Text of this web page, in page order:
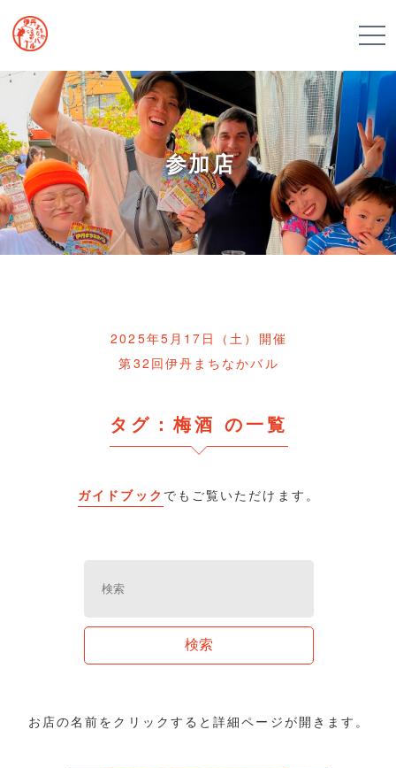
参加店
2025年5月17日（土）開催
第32回伊丹まちなかバル
タグ：梅酒 の一覧
ガイドブック でもご覧いただけます。
お店の名前をクリックすると詳細ページが開きます。